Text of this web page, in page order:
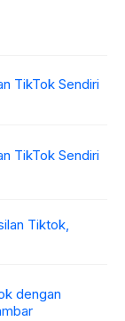
TikTok Sendiri
TikTok Sendiri
Tiktok,
dengan